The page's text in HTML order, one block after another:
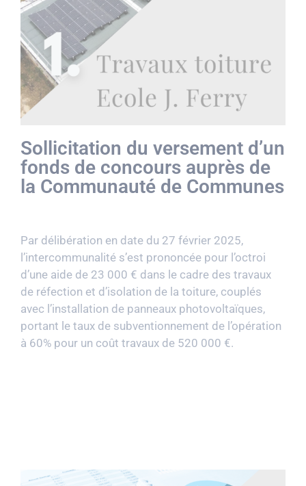
Sollicitation du versement d’un
fonds de concours auprès de
la Communauté de Communes
Par délibération en date du 27 février 2025,
l’intercommunalité s’est prononcée pour l’octroi
d’une aide de 23 000 € dans le cadre des travaux
de réfection et d’isolation de la toiture, couplés
avec l’installation de panneaux photovoltaïques,
portant le taux de subventionnement de l’opération
à 60% pour un coût travaux de 520 000 €.